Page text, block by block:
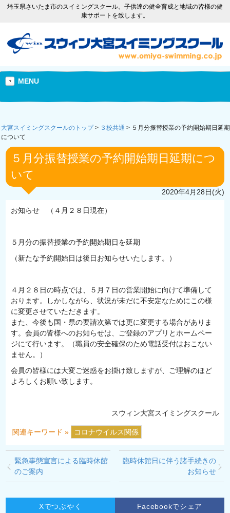
埼玉県さいたま市のスイミングスクール。子供達の健全育成と地域の皆様の健
康サポートを致します。
MENU
大宮スイミングスクールのトップ> ３校共通 > ５月分振替授業の予約開始期日延期
について
５月分振替授業の予約開始期日延期につ
いて
2020年4月28日(火)
お知らせ （４月２８日現在）
５月分の振替授業の予約開始期日を延期
（新たな予約開始日は後日お知らせいたします。）
４月２８日の時点では、５月７日の営業開始に向けて準備して
おります。しかしながら、状況が未だに不安定なためにこの様
に変更させていただきます。
また、今後も国・県の要請次第では更に変更する場合がありま
す。会員の皆様へのお知らせは、ご登録のアプリとホームペー
ジにて行います。（職員の安全確保のため電話受付はおこない
ません。）
会員の皆様には大変ご迷惑をお掛け致しますが、ご理解のほど
よろしくお願い致します。
スウィン大宮スイミングスクール
関連キーワード » コロナウイルス関係
緊急事態宣言による臨時休館
のご案内
臨時休館日に伴う諸手続きの
お知らせ
Xでつぶやく Facebookでシェア